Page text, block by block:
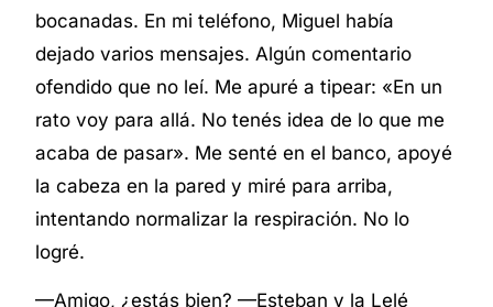
bocanadas. En mi teléfono, Miguel había
dejado varios mensajes. Algún comentario
ofendido que no leí. Me apuré a tipear: «En un
rato voy para allá. No tenés idea de lo que me
acaba de pasar». Me senté en el banco, apoyé
la cabeza en la pared y miré para arriba,
intentando normalizar la respiración. No lo
logré.
—Amigo, ¿estás bien? —Esteban y la Lelé